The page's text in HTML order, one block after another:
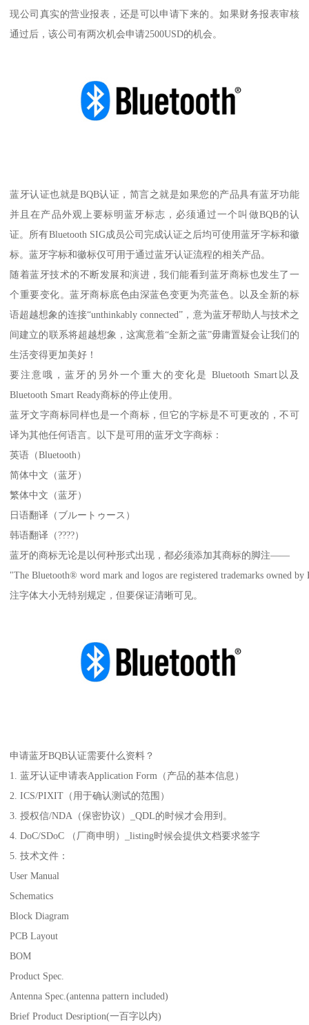
现公司真实的营业报表，还是可以申请下来的。如果财务报表审核
通过后，该公司有两次机会申请2500USD的机会。
蓝牙认证也就是BQB认证，简言之就是如果您的产品具有蓝牙功能
并且在产品外观上要标明蓝牙标志，必须通过一个叫做BQB的认
证。所有Bluetooth SIG成员公司完成认证之后均可使用蓝牙字标和徽
标。蓝牙字标和徽标仅可用于通过蓝牙认证流程的相关产品。
随着蓝牙技术的不断发展和演进，我们能看到蓝牙商标也发生了一
个重要变化。蓝牙商标底色由深蓝色变更为亮蓝色。以及全新的标
语超越想象的连接“unthinkably connected”，意为蓝牙帮助人与技术之
间建立的联系将超越想象，这寓意着“全新之蓝”毋庸置疑会让我们的
生活变得更加美好！
要注意哦，蓝牙的另外一个重大的变化是 Bluetooth Smart以及
Bluetooth Smart Ready商标的停止使用。
蓝牙文字商标同样也是一个商标，但它的字标是不可更改的，不可
译为其他任何语言。以下是可用的蓝牙文字商标：
英语（Bluetooth）
简体中文（蓝牙）
繁体中文（蓝牙）
日语翻译（ブルートゥース）
韩语翻译（????）
蓝牙的商标无论是以何种形式出现，都必须添加其商标的脚注——
"The Bluetooth® word mark and logos are registered trademarks owned
注字体大小无特别规定，但要保证清晰可见。
申请蓝牙BQB认证需要什么资料？
1. 蓝牙认证申请表Application Form（产品的基本信息）
2. ICS/PIXIT（用于确认测试的范围）
3. 授权信/NDA（保密协议）_QDL的时候才会用到。
4. DoC/SDoC （厂商申明）_listing时候会提供文档要求签字
5. 技术文件：
User Manual
Schematics
Block Diagram
PCB Layout
BOM
Product Spec.
Antenna Spec.(antenna pattern included)
Brief Product Desription(一百字以内)